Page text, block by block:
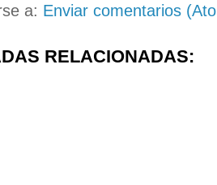
a: Enviar comentarios
RELACIONADAS: